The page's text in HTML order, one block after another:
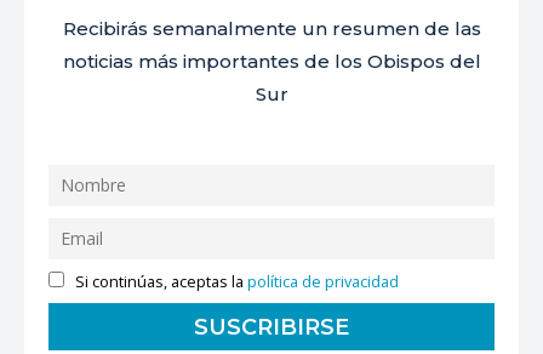
Recibirás semanalmente un resumen de las
noticias más importantes de los Obispos del
Sur
Si continúas, aceptas lapolítica de privacidad